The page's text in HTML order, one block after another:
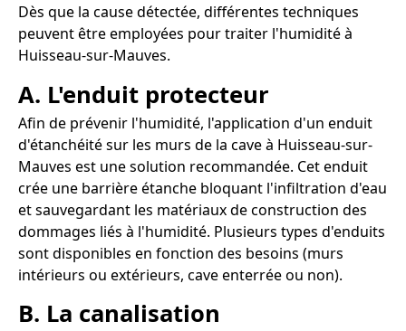
Dès que la cause détectée, différentes techniques
peuvent être employées pour traiter l'humidité à
Huisseau-sur-Mauves.
A. L'enduit protecteur
Afin de prévenir l'humidité, l'application d'un enduit
d'étanchéité sur les murs de la cave à Huisseau-sur-
Mauves est une solution recommandée. Cet enduit
crée une barrière étanche bloquant l'infiltration d'eau
et sauvegardant les matériaux de construction des
dommages liés à l'humidité. Plusieurs types d'enduits
sont disponibles en fonction des besoins (murs
intérieurs ou extérieurs, cave enterrée ou non).
B. La canalisation